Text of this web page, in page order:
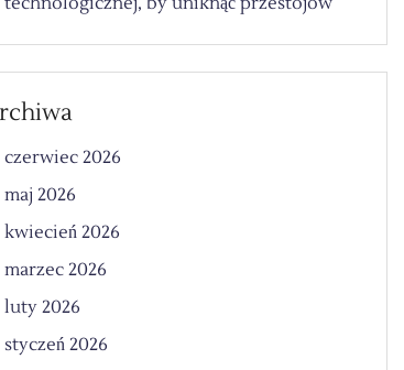
czerwiec 2026
maj 2026
kwiecień 2026
marzec 2026
luty 2026
styczeń 2026